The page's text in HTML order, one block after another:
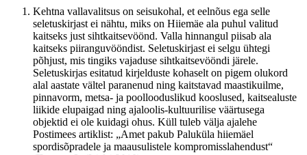
Kehtna vallavalitsus on seisukohal, et eelnõus ega selle
seletuskirjast ei nähtu, miks on Hiiemäe ala puhul valitud
kaitseks just sihtkaitsevöönd. Valla hinnangul piisab ala
kaitseks piiranguvööndist. Seletuskirjast ei selgu ühtegi
põhjust, mis tingiks vajaduse sihtkaitsevööndi järele.
Seletuskirjas esitatud kirjelduste kohaselt on pigem olukord
alal aastate vältel paranenud ning kaitstavad maastikuilme,
pinnavorm, metsa- ja poollooduslikud kooslused, kaitsealuste
liikide elupaigad ning ajaloolis-kultuurilise väärtusega
objektid ei ole kuidagi ohus. Küll tuleb välja ajalehe
Postimees artiklist: „Amet pakub Paluküla hiiemäel
spordisõpradele ja maausulistele kompromisslahendust“